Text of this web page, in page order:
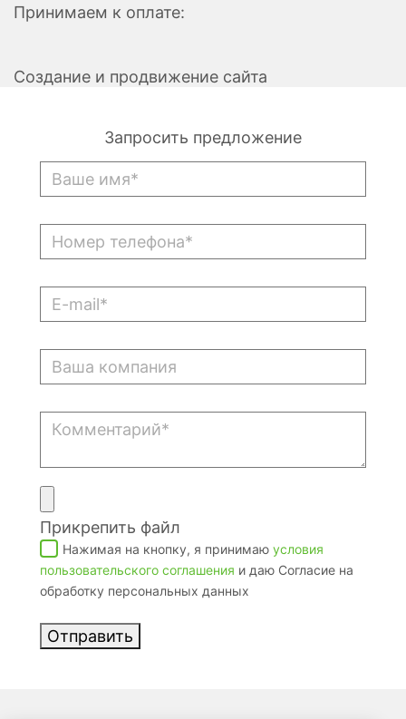
Принимаем к оплате:
Создание и продвижение сайта
Запросить предложение
Прикрепить файл
Нажимая на кнопку, я принимаю условия
пользовательского соглашения и даю Согласие на
обработку персональных данных
Отправить